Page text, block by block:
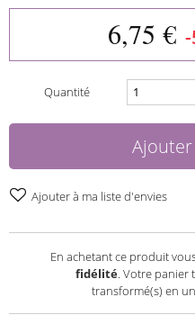
6,75 €
Quantité
Ajouter à ma liste d'envies
En achetant ce produit
fidélité. Votre panier
transformé(s) en